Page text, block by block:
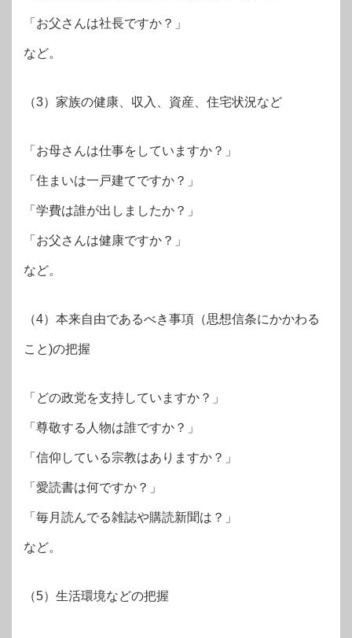
「お父さんは社長ですか？」
など。
（3）家族の健康、収入、資産、住宅状況など
「お母さんは仕事をしていますか？」
「住まいは一戸建てですか？」
「学費は誰が出しましたか？」
「お父さんは健康ですか？」
など。
（4）本来自由であるべき事項（思想信条にかかわる
こと)の把握
「どの政党を支持していますか？」
「尊敬する人物は誰ですか？」
「信仰している宗教はありますか？」
「愛読書は何ですか？」
「毎月読んでる雑誌や購読新聞は？」
など。
（5）生活環境などの把握